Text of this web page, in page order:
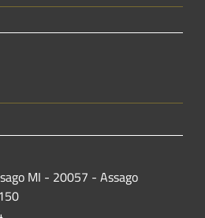
MI - 20057 - Assago